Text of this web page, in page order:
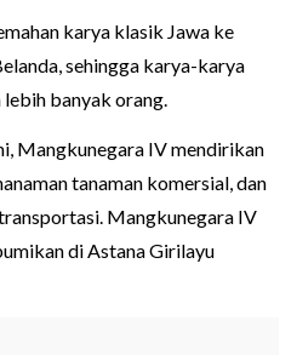
karya klasik Jawa ke
sehingga karya-karya
banyak orang.
Mangkunegara IV mendirikan
tanaman komersial, dan
Mangkunegara IV
di Astana Girilayu